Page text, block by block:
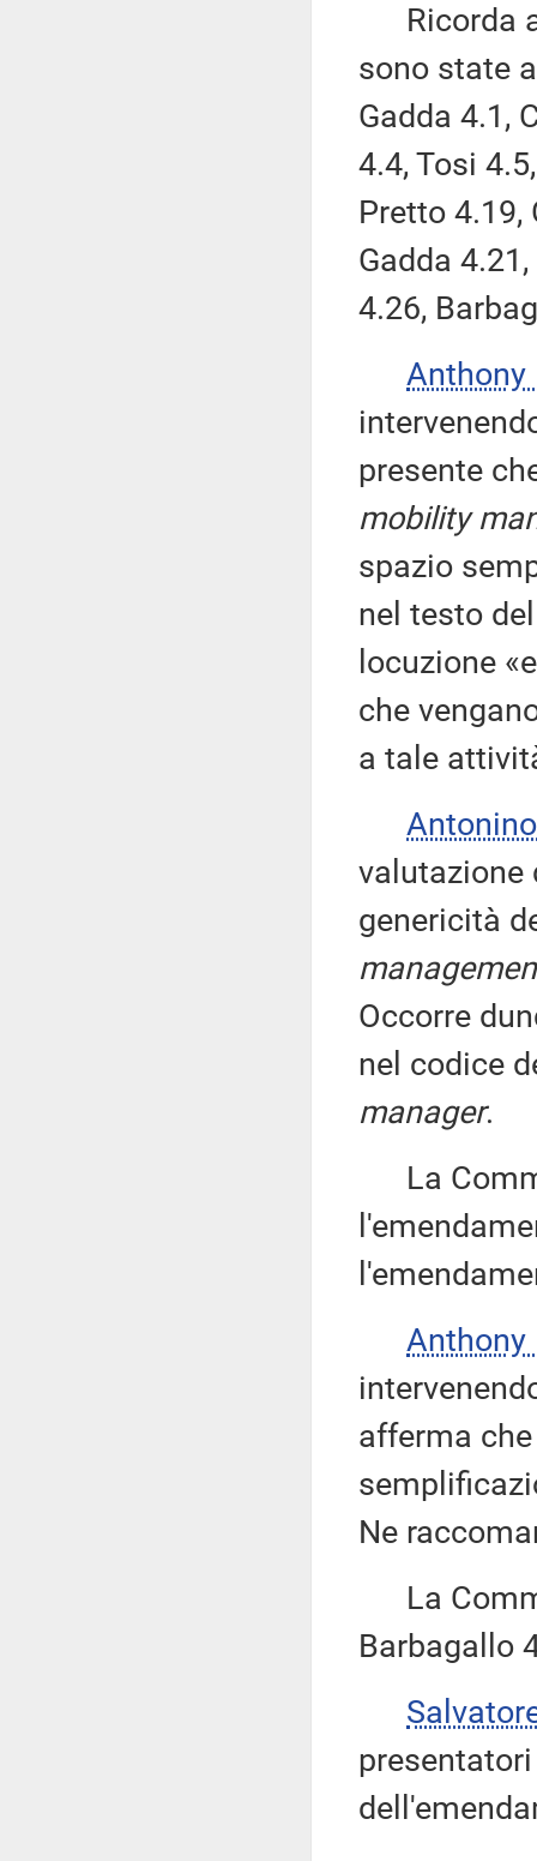
Ricorda
sono state
Gadda 4.1,
4.4, Tosi
Pretto 4.19,
Gadda
4.26,
Anthony
presente
mobility
spazio
nel testo
locuzione
che
a tale
valutazione
genericità
Occorre
nel codice
manager.
La
Anthony
afferma
Ne
La
Barbagallo